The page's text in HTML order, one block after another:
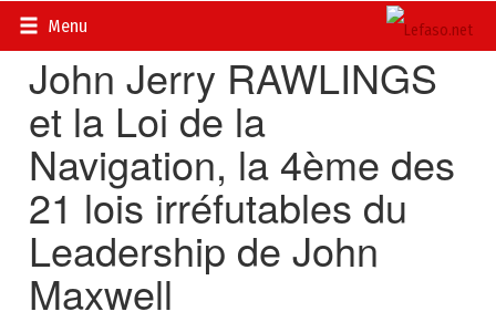
Menu
Accueil> La chronique du coach
John Jerry RAWLINGS
et la Loi de la
Navigation, la 4ème des
21 lois irréfutables du
Leadership de John
Maxwell